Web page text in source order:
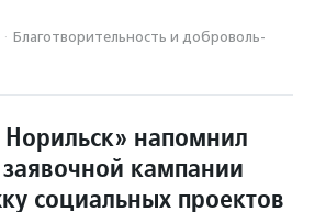
· Благотвори­тель­ность и доброволь­
напомнил
кампании
социальных проектов